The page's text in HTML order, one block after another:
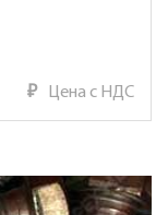
₽ Цена с НДС